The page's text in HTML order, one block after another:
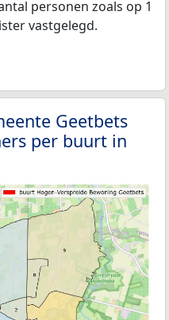
personen zoals op 1
vastgelegd.
Geetbets
per buurt in